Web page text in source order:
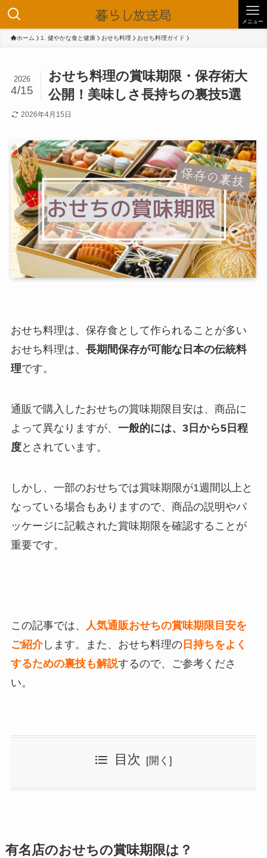
メニュー
ホーム 1. 健やかな食と健康 おせち料理 おせち料理ガイド
おせち料理の賞味期限・保存術大
公開！美味しさ長持ちの裏技5選
2026
4/15
2026年4月15日
おせち料理は、保存食として作られることが多い
おせち料理は、 長期間保存が可能な日本の伝統料
理です。
通販で購入したおせちの賞味期限目安は、商品に
よって異なりますが、 一般的には、3日から5日程
度とされています。
しかし、一部のおせちでは賞味期限が1週間以上と
なっている場合もありますので、商品の説明やパ
ッケージに記載された賞味期限を確認することが
重要です。
この記事では、
人気通販おせちの賞味期限目安を
ご紹介します。また、おせち料理の日持ちをよく
するための裏技も解説するので、ご参考くださ
い。
目次
有名店のおせちの賞味期限は？